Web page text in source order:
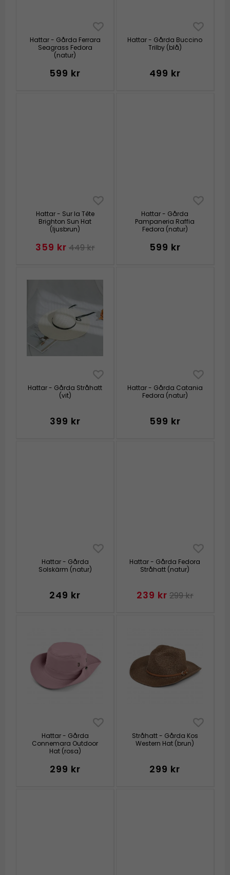
Hattar - Gårda Ferrara
Seagrass Fedora
(natur)
599 kr
Hattar - Gårda Buccino
Trilby (blå)
499 kr
Hattar - Sur la Tête
Brighton Sun Hat
(ljusbrun)
359 kr 449 kr
Hattar - Gårda
Pampaneria Raffia
Fedora (natur)
599 kr
Hattar - Gårda Stråhatt
(vit)
399 kr
Hattar - Gårda Catania
Fedora (natur)
599 kr
Hattar - Gårda
Solskärm (natur)
249 kr
Hattar - Gårda Fedora
Stråhatt (natur)
239 kr 299 kr
Hattar - Gårda
Connemara Outdoor
Hat (rosa)
299 kr
Stråhatt - Gårda Kos
Western Hat (brun)
299 kr